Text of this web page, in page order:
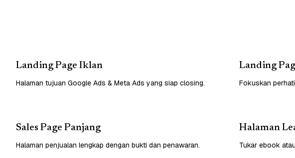
Landing Page Iklan
Halaman tujuan Google Ads & Meta Ads yang siap closing.
Landing
Fokuskan
Sales Page Panjang
Halaman penjualan lengkap dengan bukti dan penawaran.
Halaman
Tukar ebook